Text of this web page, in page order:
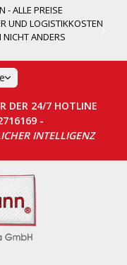
- ALLE PREISE
UND LOGISTIKKOSTEN
ANDERS
DER 24/7 HOTLINE
-
INTELLIGENZ